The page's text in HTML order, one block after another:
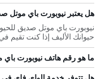
هل يعتبر نيوبورت باي موتل
نيوبورت باي موتل صديق
حيوانك الأليف إذا كنت تقيم
ما هو رقم هاتف نيوبورت باي